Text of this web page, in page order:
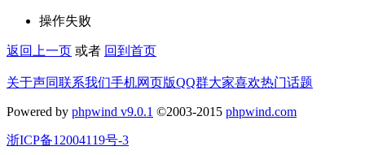
操作失败
返回上一页 或者 回到首页
关于声同联系我们手机网页版QQ群大家喜欢热门话题
Powered by phpwind v9.0.1 ©2003-2015 phpwind.com
浙ICP备12004119号-3